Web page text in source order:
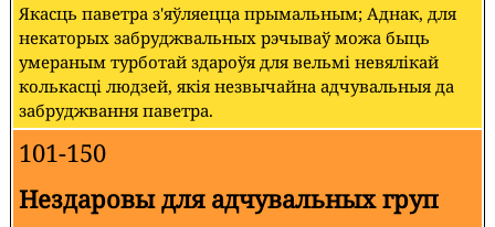
Якасць паветра з'яўляецца прымальным; Аднак, для
некаторых забруджвальных рэчываў можа быць
умераным турботай здароўя для вельмі невялікай
колькасці людзей, якія незвычайна адчувальныя да
забруджвання паветра.
101-150
Нездаровы для адчувальных груп